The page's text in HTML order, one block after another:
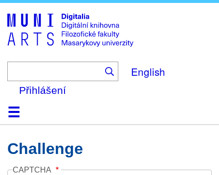
to
main
content
English
Přihlášení
DomůKolekce
Prohlížení
Vyhledávání
O platformě
Nápověda
KontaktDigitalia
Challenge
CAPTCHA